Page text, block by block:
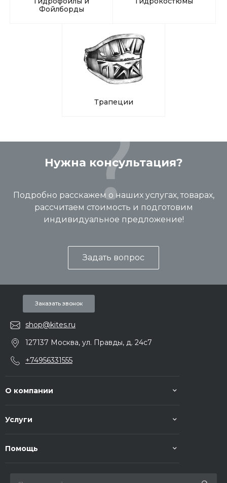
Фойлборды
Трапеции
Нужна консультация?
Подробно расскажем о наших услугах, товарах,
рассчитаем стоимость и подготовим
индивидуальное предложение!
Задать вопрос
Заказать звонок
shop@kites.ru
127137 Москва, ул. Правды, д. 24с7
+74956331555
О компании
Услуги
Помощь